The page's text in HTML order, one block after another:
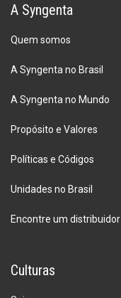
A Syngenta
Quem somos
A Syngenta no Brasil
A Syngenta no Mundo
Propósito e Valores
Políticas e Códigos
Unidades no Brasil
Encontre um distribuidor
Culturas